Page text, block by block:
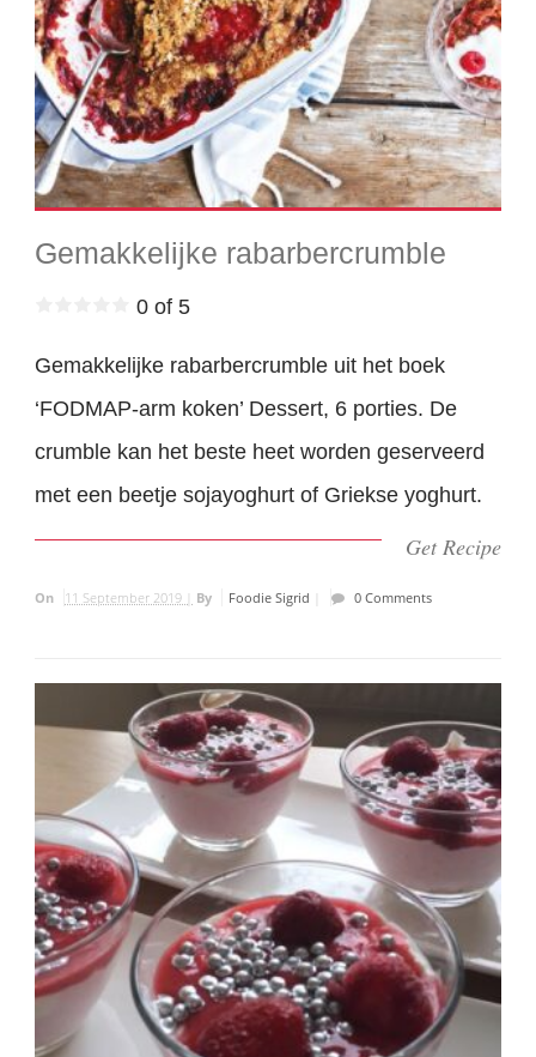
Gemakkelijke rabarbercrumble
0 of 5
Gemakkelijke rabarbercrumble uit het boek
‘FODMAP-arm koken’ Dessert, 6 porties. De
crumble kan het beste heet worden geserveerd
met een beetje sojayoghurt of Griekse yoghurt.
Get Recipe
On 11 September 2019 | By Foodie Sigrid 0 Comments